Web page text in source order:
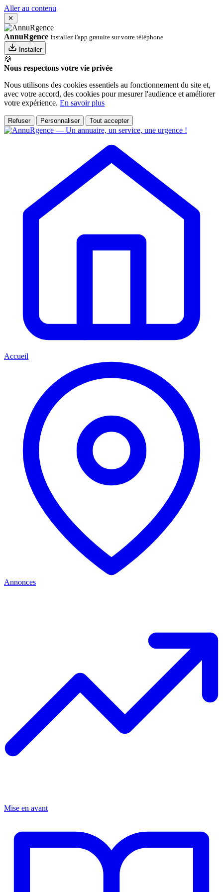
Aller au contenu
✕
AnnuRgence Installez l'app gratuite sur votre téléphone
Installer
🍪
Nous respectons votre vie privée
Nous utilisons des cookies essentiels au fonctionnement du site et,
avec votre accord, des cookies pour mesurer l'audience et améliorer
votre expérience. En savoir plus
Refuser Personnaliser Tout accepter
Accueil
Annonces
Mise en avant